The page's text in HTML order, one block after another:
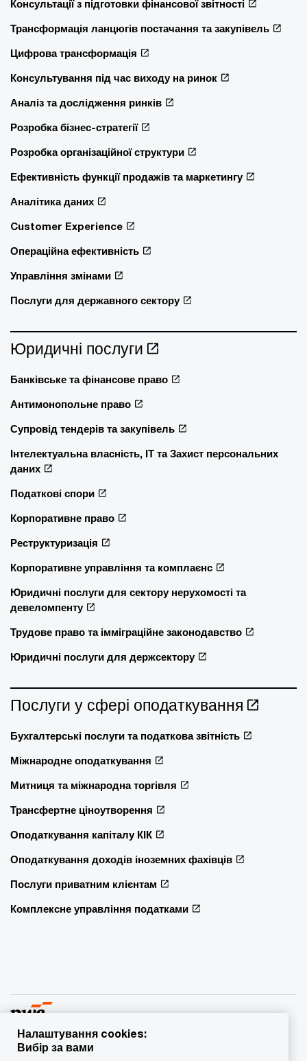
Консультації з підготовки фінансової звітності
Трансформація ланцюгів постачання та закупівель
Цифрова трансформація
Консультування під час виходу на ринок
Аналіз та дослідження ринків
Розробка бізнес-стратегії
Розробка організаційної структури
Ефективність функції продажів та маркетингу
Аналітика даних
Customer Experience
Операційна ефективність
Управління змінами
Послуги для державного сектору
Юридичні послуги
Банківське та фінансове право
Антимонопольне право
Супровід тендерів та закупівель
Інтелектуальна власність, ІТ та Захист персональних
даних
Податкові спори
Корпоративне право
Реструктуризація
Корпоративне управління та комплаєнс
Юридичні послуги для сектору нерухомості та
девеломпенту
Трудове право та імміграційне законодавство
Юридичні послуги для держсектору
Послуги у сфері оподаткування
Бухгалтерські послуги та податкова звітність
Міжнародне оподаткування
Митниця та міжнародна торгівля
Трансфертне ціноутворення
Оподаткування капіталу КІК
Оподаткування доходів іноземних фахівців
Послуги приватним клієнтам
Комплексне управління податками
Налаштування cookies:
Вибір за вами